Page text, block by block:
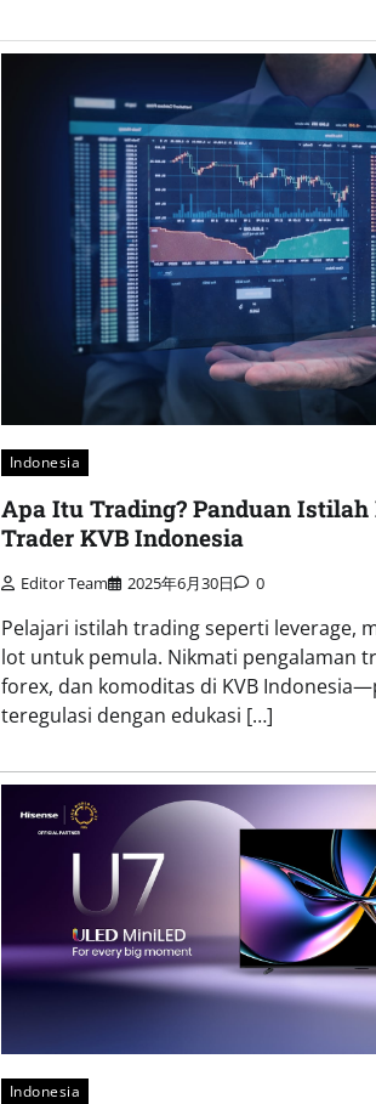
Indonesia
Apa Itu Trading? Panduan
Trader KVB Indonesia
Editor Team 2025年6月30日 0
Pelajari istilah trading seperti leverage,
lot untuk pemula. Nikmati pengalaman
forex, dan komoditas di KVB
teregulasi dengan edukasi […]
Indonesia